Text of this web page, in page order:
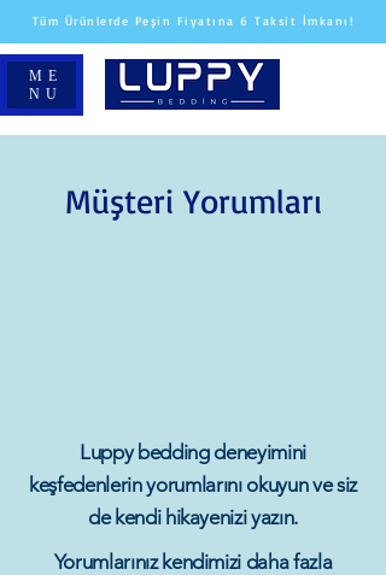
ME
NU
Tüm Ürünlerde Peşin Fiyatına 6 Taksit İmkanı!
Müşteri Yorumları
Luppy bedding deneyimini
keşfedenlerin yorumlarını okuyun ve siz
de kendi hikayenizi yazın.
Yorumlarınız kendimizi daha fazla